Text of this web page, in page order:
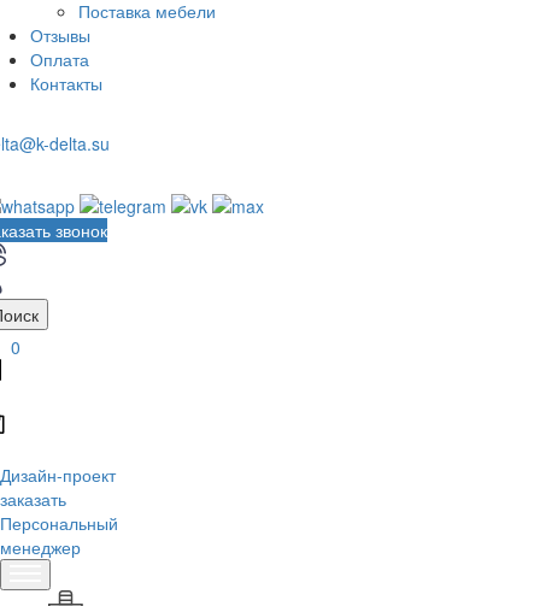
Поставка мебели
Отзывы
Оплата
Контакты
delta.su
звонок
0
Дизайн-проект
заказать
Персональный
менеджер